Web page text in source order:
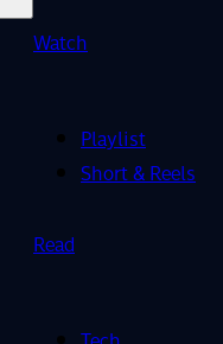
Watch
Playlist
Short & Reels
Read